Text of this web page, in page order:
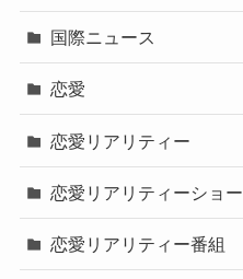
国際ニュース
恋愛
恋愛リアリティー
恋愛リアリティーショー
恋愛リアリティー番組